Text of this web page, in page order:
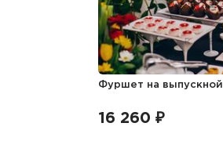
Фуршет на выпускной
16 260 ₽